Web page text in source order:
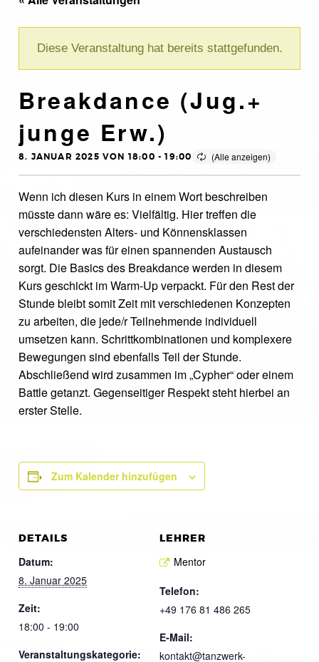
Diese Veranstaltung hat bereits stattgefunden.
Breakdance (Jug.+
junge Erw.)
8. JANUAR 2025 VON 18:00 -19:00
Wenn ich diesen Kurs in einem Wort beschreiben
müsste dann wäre es: Vielfältig. Hier treffen die
verschiedensten Alters- und Könnensklassen
aufeinander was für einen spannenden Austausch
sorgt. Die Basics des Breakdance werden in diesem
Kurs geschickt im Warm-Up verpackt. Für den Rest der
Stunde bleibt somit Zeit mit verschiedenen Konzepten
zu arbeiten, die jede/r Teilnehmende individuell
umsetzen kann. Schrittkombinationen und komplexere
Bewegungen sind ebenfalls Teil der Stunde.
Abschließend wird zusammen im „Cypher“ oder einem
Battle getanzt. Gegenseitiger Respekt steht hierbei an
erster Stelle.
Zum Kalender hinzufügen
DETAILS
Datum:
8. Januar 2025
Zeit:
18:00 - 19:00
Veranstaltungskategorie:
LEHRER
Mentor
Telefon:
+49 176 81 486 265
E-Mail:
kontakt@tanzwerk-